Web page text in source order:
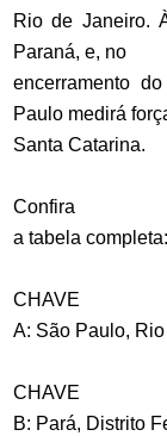
Rio de Janeiro.
Paraná, e, no
encerramento
Paulo medirá
Santa Catarina.
Confira
a tabela completa:
CHAVE
A: São Paulo,
CHAVE
B: Pará, Distrito